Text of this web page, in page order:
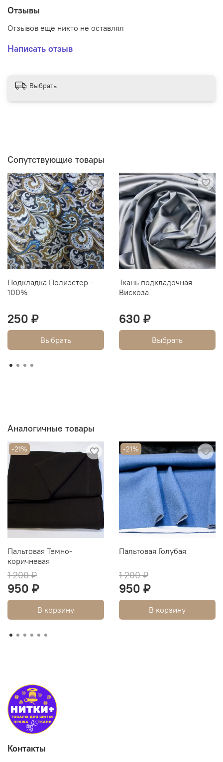
Отзывы
Отзывов еще никто не оставлял
Написать отзыв
Выбрать
Сопутствующие товары
Подкладка Полиэстер -
100%
250 ₽
Выбрать
Ткань подкладочная
Вискоза
630 ₽
Выбрать
Аналогичные товары
-21%
Пальтовая Темно-
коричневая
1 200 ₽
950 ₽
В корзину
-21%
Пальтовая Голубая
1 200 ₽
950 ₽
В корзину
Контакты